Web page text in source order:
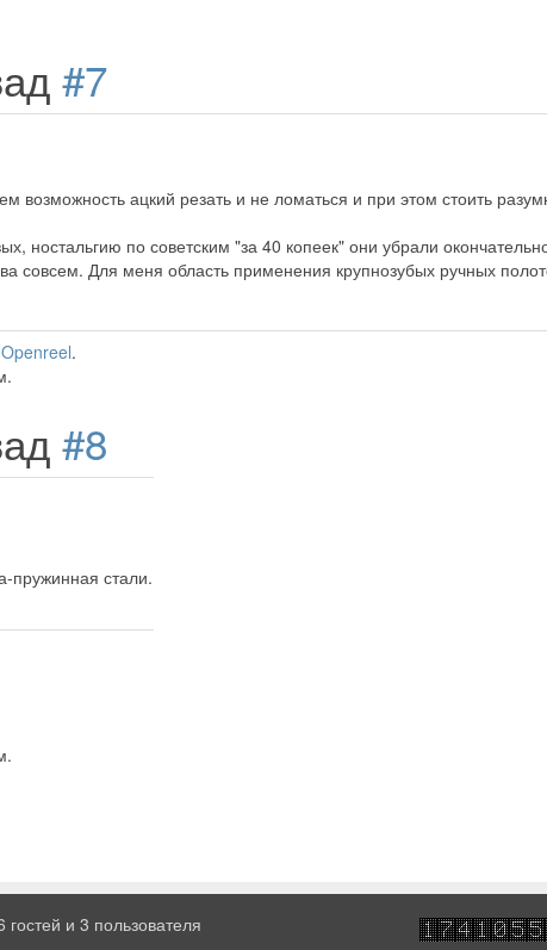
#7
возможность ацкий резать и не ломаться и при этом стоить
ностальгию по советским "за 40 копеек" они убрали
совсем. Для меня область применения крупнозубых ручных
Openreel.
#8
пружинная стали.
и 3 пользователя